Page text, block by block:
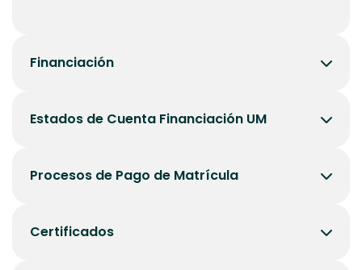
Financiación
Estados de Cuenta Financiación UM
Procesos de Pago de Matrícula
Certificados